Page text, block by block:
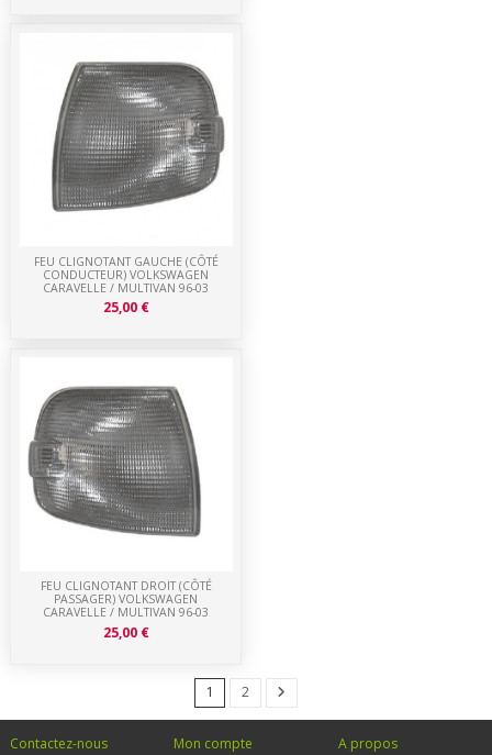
FEU CLIGNOTANT DROIT (CÔTÉ
PASSAGER) VOLKSWAGEN
CARAVELLE / MULTIVAN 96-03
25,00 €
FEU CLIGNOTANT GAUCHE (CÔTÉ
CONDUCTEUR) VOLKSWAGEN
CARAVELLE / MULTIVAN 96-03
25,00 €
1 2
Contactez-nous Mon compte A propos